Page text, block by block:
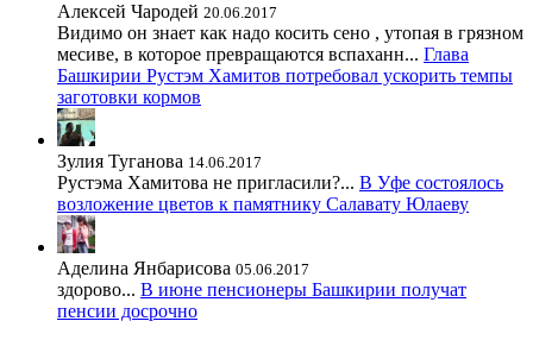
Алексей Чародей 20.06.2017
Видимо он знает как надо косить сено , утопая в грязном
месиве, в которое превращаются вспаханн... Глава
Башкирии Рустэм Хамитов потребовал ускорить темпы
заготовки кормов
Зулия Туганова 14.06.2017
Рустэма Хамитова не пригласили?... В Уфе состоялось
возложение цветов к памятнику Салавату Юлаеву
Аделина Янбарисова 05.06.2017
здорово... В июне пенсионеры Башкирии получат
пенсии досрочно